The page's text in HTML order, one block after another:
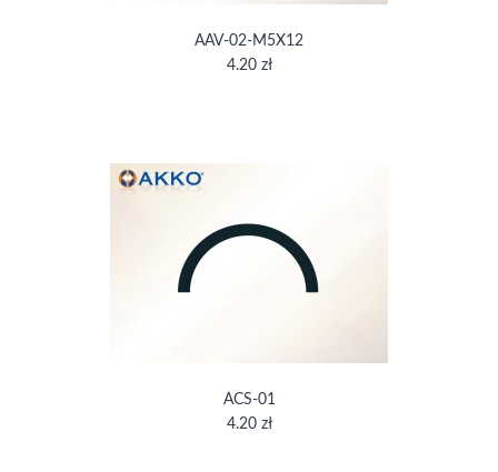
AAV-02-M5X12
4.20 zł
ACS-01
4.20 zł